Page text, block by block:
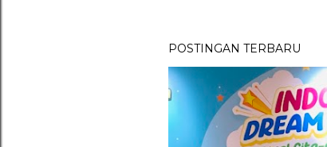
POSTINGAN TERBARU